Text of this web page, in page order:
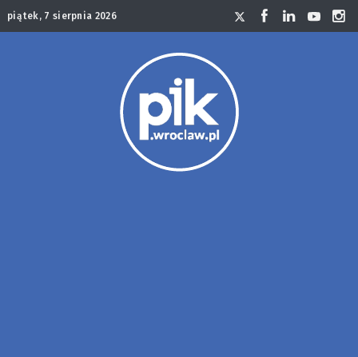
piątek, 7 sierpnia 2026